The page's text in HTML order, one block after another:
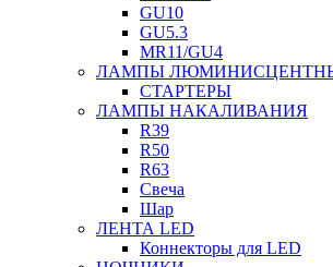
GU10
GU5.3
MR11/GU4
ЛАМПЫ
СТАРТЕРЫ
ЛАМПЫ НАКАЛИВАНИЯ
R39
R50
R63
Свеча
Шар
ЛЕНТА LED
Коннекторы для LED